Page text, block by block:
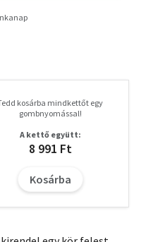
kosárba mindkettőt egy
gombnyomással!
A kettő együtt:
8 991 Ft
Kosárba